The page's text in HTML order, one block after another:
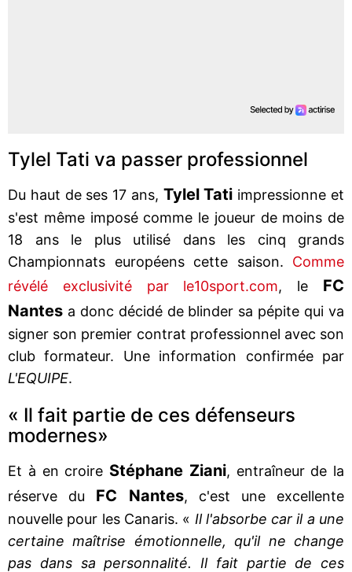
Tylel Tati va passer professionnel
Du haut de ses 17 ans, Tylel Tati impressionne et
s'est même imposé comme le joueur de moins de
18 ans le plus utilisé dans les cinq grands
Championnats européens cette saison. Comme
révélé exclusivité par le10sport.com, le FC
Nantes a donc décidé de blinder sa pépite qui va
signer son premier contrat professionnel avec son
club formateur. Une information confirmée par
L'EQUIPE.
« Il fait partie de ces défenseurs
modernes»
Et à en croire Stéphane Ziani, entraîneur de la
réserve du FC Nantes, c'est une excellente
nouvelle pour les Canaris. « Il l'absorbe car il a une
certaine maîtrise émotionnelle, qu'il ne change
pas dans sa personnalité. Il fait partie de ces